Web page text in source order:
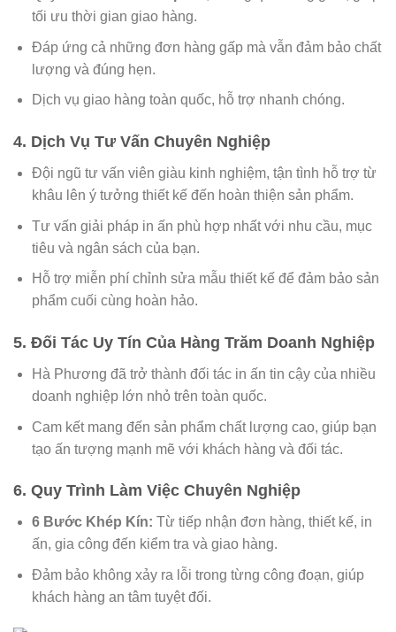
tối ưu thời gian giao hàng.
Đáp ứng cả những đơn hàng gấp mà vẫn đảm bảo chất
lượng và đúng hẹn.
Dịch vụ giao hàng toàn quốc, hỗ trợ nhanh chóng.
4. Dịch Vụ Tư Vấn Chuyên Nghiệp
Đội ngũ tư vấn viên giàu kinh nghiệm, tận tình hỗ trợ từ
khâu lên ý tưởng thiết kế đến hoàn thiện sản phẩm.
Tư vấn giải pháp in ấn phù hợp nhất với nhu cầu, mục
tiêu và ngân sách của bạn.
Hỗ trợ miễn phí chỉnh sửa mẫu thiết kế để đảm bảo sản
phẩm cuối cùng hoàn hảo.
5. Đối Tác Uy Tín Của Hàng Trăm Doanh Nghiệp
Hà Phương đã trở thành đối tác in ấn tin cậy của nhiều
doanh nghiệp lớn nhỏ trên toàn quốc.
Cam kết mang đến sản phẩm chất lượng cao, giúp bạn
tạo ấn tượng mạnh mẽ với khách hàng và đối tác.
6. Quy Trình Làm Việc Chuyên Nghiệp
6 Bước Khép Kín: Từ tiếp nhận đơn hàng, thiết kế, in
ấn, gia công đến kiểm tra và giao hàng.
Đảm bảo không xảy ra lỗi trong từng công đoạn, giúp
khách hàng an tâm tuyệt đối.